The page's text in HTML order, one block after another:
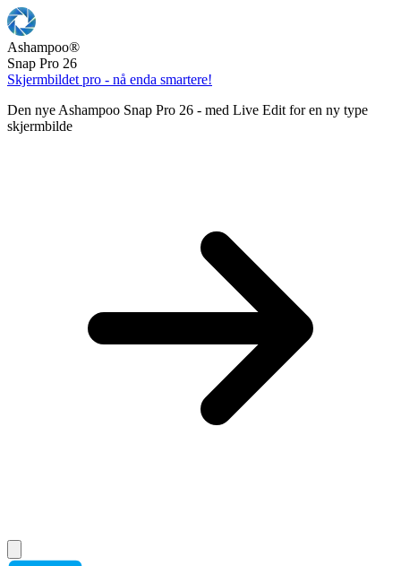
Ashampoo®
Snap Pro 26
Skjermbildet pro - nå enda smartere!
Den nye Ashampoo Snap Pro 26 - med Live Edit for en ny type
skjermbilde